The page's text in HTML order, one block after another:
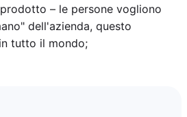
– le persone vogliono
dell'azienda, questo
tutto il mondo;